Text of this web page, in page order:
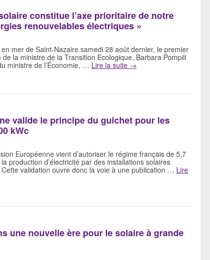
constitue l’axe prioritaire de notre
renouvelables électriques »
mer de Saint-Nazaire samedi 28 août dernier, le premier
la ministre de la Transition Ecologique, Barbara Pompili
ministre de l’Économie, … Lire la suite →
valide le principe du guichet pour les
kWc
Européenne vient d’autoriser le régime français de 5,7
production d’électricité par des installations solaires
validation ouvre donc la voie à une publication … Lire
une nouvelle ère pour le solaire à grande